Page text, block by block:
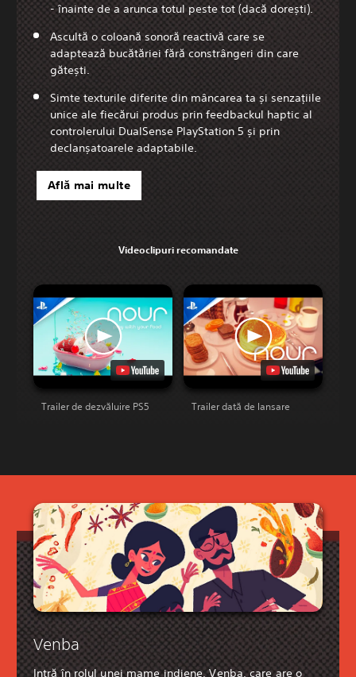
- înainte de a arunca totul peste tot (dacă dorești).
Ascultă o coloană sonoră reactivă care se
adaptează bucătăriei fără constrângeri din care
gătești.
Simte texturile diferite din mâncarea ta și senzațiile
unice ale fiecărui produs prin feedbackul haptic al
controlerului DualSense PlayStation 5 și prin
declanșatoarele adaptabile.
Află mai multe
Videoclipuri recomandate
Trailer de dezvăluire PS5 Trailer dată de lansare
Venba
Intră în rolul unei mame indiene, Venba, care are o